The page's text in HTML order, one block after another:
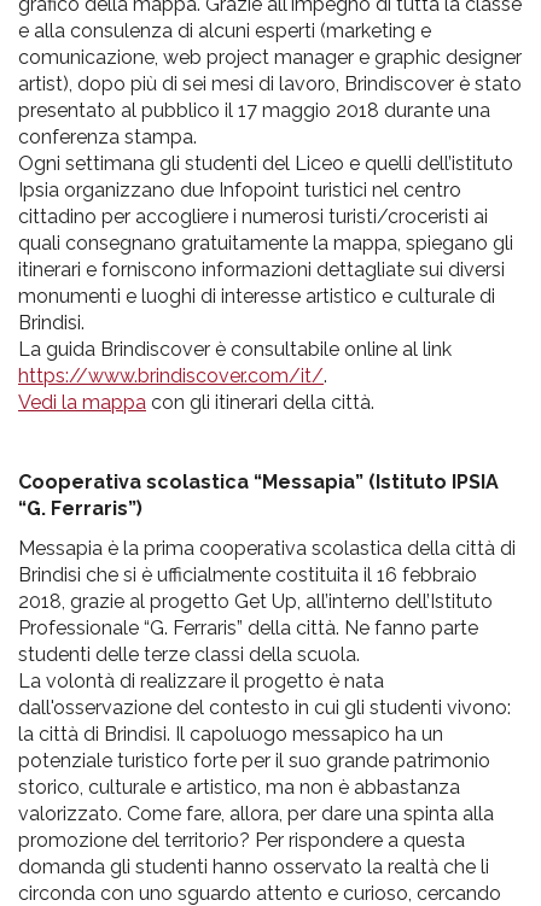
e alla consulenza di alcuni esperti (marketing e
comunicazione, web project manager e graphic designer
artist), dopo più di sei mesi di lavoro, Brindiscover è stato
presentato al pubblico il 17 maggio 2018 durante una
conferenza stampa.
Ogni settimana gli studenti del Liceo e quelli dell’istituto
Ipsia organizzano due Infopoint turistici nel centro
cittadino per accogliere i numerosi turisti/croceristi ai
quali consegnano gratuitamente la mappa, spiegano gli
itinerari e forniscono informazioni dettagliate sui diversi
monumenti e luoghi di interesse artistico e culturale di
Brindisi.
La guida Brindiscover è consultabile online al link
https://www.brindiscover.com/it/.
Vedi la mappa con gli itinerari della città.
Cooperativa scolastica “Messapia” (Istituto IPSIA
“G. Ferraris”)
Messapia è la prima cooperativa scolastica della città di
Brindisi che si è ufficialmente costituita il 16 febbraio
2018, grazie al progetto Get Up, all’interno dell’Istituto
Professionale “G. Ferraris” della città. Ne fanno parte
studenti delle terze classi della scuola.
La volontà di realizzare il progetto è nata
dall'osservazione del contesto in cui gli studenti vivono:
la città di Brindisi. Il capoluogo messapico ha un
potenziale turistico forte per il suo grande patrimonio
storico, culturale e artistico, ma non è abbastanza
valorizzato. Come fare, allora, per dare una spinta alla
promozione del territorio? Per rispondere a questa
domanda gli studenti hanno osservato la realtà che li
circonda con uno sguardo attento e curioso, cercando